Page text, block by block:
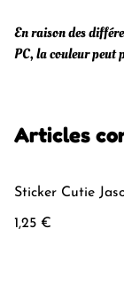
En raison des
PC, la couleur peut
Articles
Sticker Cutie
1,25 €